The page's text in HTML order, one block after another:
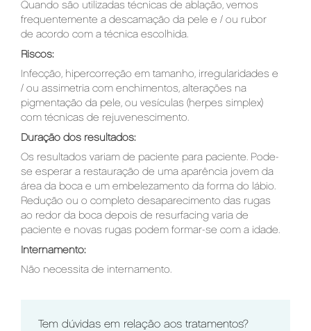
Quando são utilizadas técnicas de ablação, vemos
frequentemente a descamação da pele e / ou rubor
de acordo com a técnica escolhida.
Riscos:
Infecção, hipercorreção em tamanho, irregularidades e
/ ou assimetria com enchimentos, alterações na
pigmentação da pele, ou vesículas (herpes simplex)
com técnicas de rejuvenescimento.
Duração dos resultados:
Os resultados variam de paciente para paciente. Pode-
se esperar a restauração de uma aparência jovem da
área da boca e um embelezamento da forma do lábio.
Redução ou o completo desaparecimento das rugas
ao redor da boca depois de resurfacing varia de
paciente e novas rugas podem formar-se com a idade.
Internamento:
Não necessita de internamento.
Tem dúvidas em relação aos tratamentos?